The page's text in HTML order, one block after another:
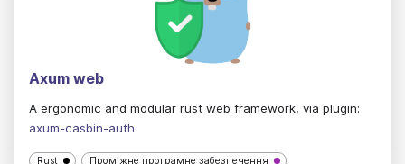
Axum web
A ergonomic and modular rust web framework, via plugin:
axum-casbin-auth
Rust Проміжне програмне забезпечення